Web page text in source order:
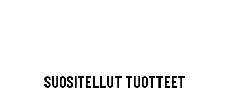
SUOSITELLUT TUOTTEET